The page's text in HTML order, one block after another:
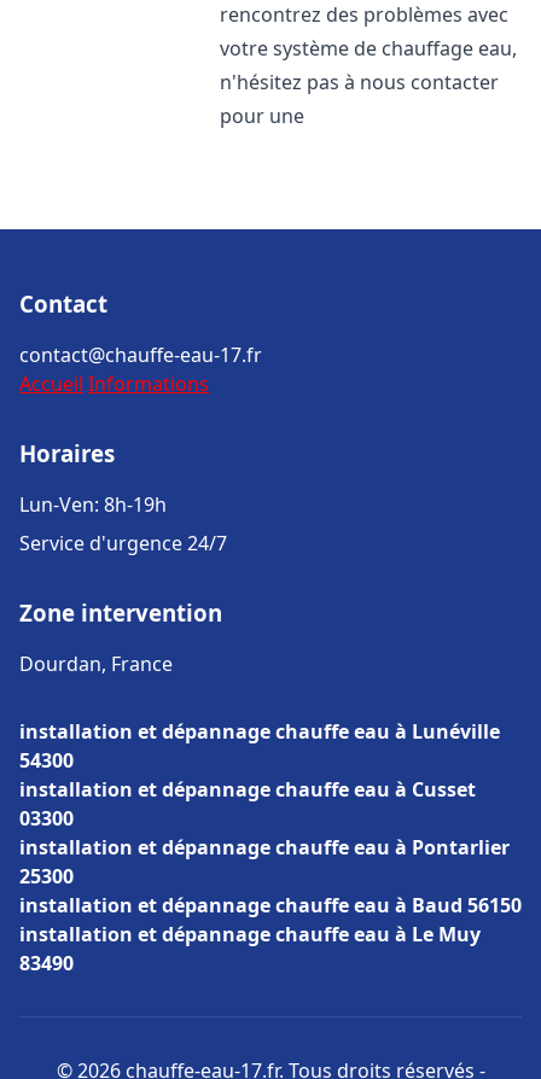
rencontrez des problèmes avec
votre système de chauffage eau,
n'hésitez pas à nous contacter
pour une
Contact
contact@chauffe-eau-17.fr
Accueil Informations
Horaires
Lun-Ven: 8h-19h
Service d'urgence 24/7
Zone intervention
Dourdan, France
installation et dépannage chauffe eau à Lunéville
54300
installation et dépannage chauffe eau à Cusset
03300
installation et dépannage chauffe eau à Pontarlier
25300
installation et dépannage chauffe eau à Baud 56150
installation et dépannage chauffe eau à Le Muy
83490
© 2026 chauffe-eau-17.fr. Tous droits réservés -